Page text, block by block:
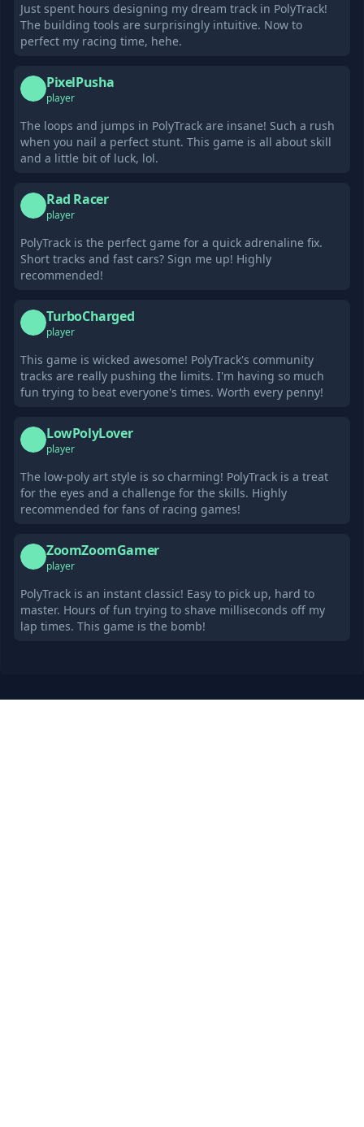
Just spent hours designing my dream track in PolyTrack!
The building tools are surprisingly intuitive. Now to
perfect my racing time, hehe.
PixelPusha
player
The loops and jumps in PolyTrack are insane! Such a rush
when you nail a perfect stunt. This game is all about skill
and a little bit of luck, lol.
Rad Racer
player
PolyTrack is the perfect game for a quick adrenaline fix.
Short tracks and fast cars? Sign me up! Highly
recommended!
TurboCharged
player
This game is wicked awesome! PolyTrack's community
tracks are really pushing the limits. I'm having so much
fun trying to beat everyone's times. Worth every penny!
LowPolyLover
player
The low-poly art style is so charming! PolyTrack is a treat
for the eyes and a challenge for the skills. Highly
recommended for fans of racing games!
ZoomZoomGamer
player
PolyTrack is an instant classic! Easy to pick up, hard to
master. Hours of fun trying to shave milliseconds off my
lap times. This game is the bomb!